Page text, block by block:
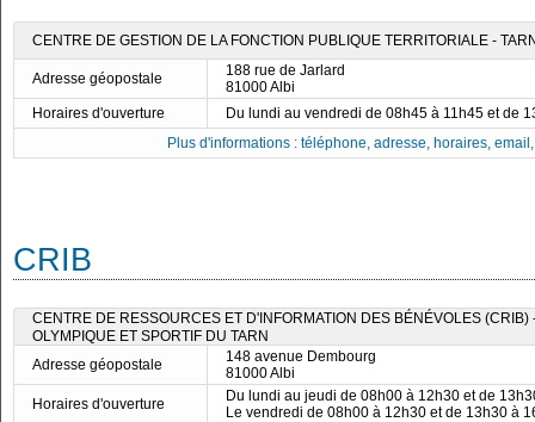
CENTRE DE GESTION DE LA FONCTION PUBLIQUE TERRITORIALE -
Adresse géopostale
188 rue de Jarlard
81000 Albi
Horaires d'ouverture
Du lundi au vendredi de 08h45 à 11h45 et de
Plus d'informations : téléphone, adresse, horaires,
CRIB
CENTRE DE RESSOURCES ET D'INFORMATION DES BÉNÉVOLES (CRIB)
OLYMPIQUE ET SPORTIF DU TARN
Adresse géopostale
148 avenue Dembourg
81000 Albi
Horaires d'ouverture
Du lundi au jeudi de 08h00 à 12h30 et de
Le vendredi de 08h00 à 12h30 et de 13h30 à